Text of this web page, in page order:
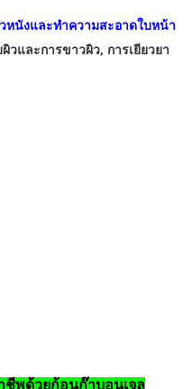
หนังและทําความสะอาดใบหน้า
วและการขาวผิว, การเยียวยา
ชีพด้วยก้อนก๊าบอนเจล